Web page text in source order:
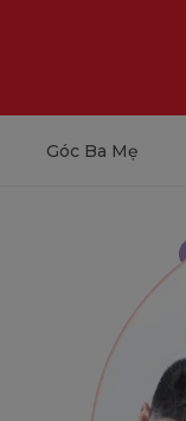
Góc Ba Mẹ